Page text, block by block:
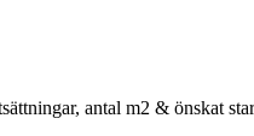
antal m2 & önskat